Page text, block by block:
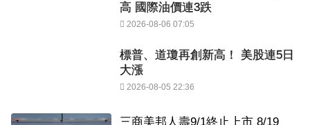
高 國際油價連3跌
2026-08-06 07:05
標普、道瓊再創新高！ 美股連5日
大漲
2026-08-05 22:36
三商美邦人壽9/1終止上市 8/19